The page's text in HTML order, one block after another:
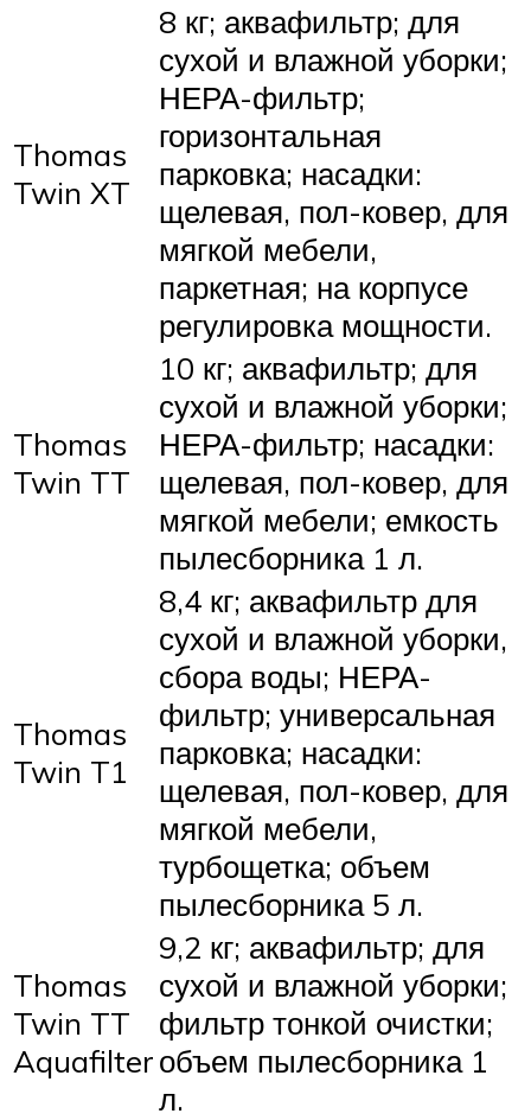
Thomas
Twin XT
8 кг; аквафильтр; для
сухой и влажной уборки;
НЕРА-фильтр;
горизонтальная
парковка; насадки:
щелевая, пол-ковер, для
мягкой мебели,
паркетная; на корпусе
регулировка мощности.
Thomas
Twin TT
10 кг; аквафильтр; для
сухой и влажной уборки;
НЕРА-фильтр; насадки:
щелевая, пол-ковер, для
мягкой мебели; емкость
пылесборника 1 л.
Thomas
Twin T1
8,4 кг; аквафильтр для
сухой и влажной уборки,
сбора воды; НЕРА-
фильтр; универсальная
парковка; насадки:
щелевая, пол-ковер, для
мягкой мебели,
турбощетка; объем
пылесборника 5 л.
Thomas
Twin TT
Aquafilter
9,2 кг; аквафильтр; для
сухой и влажной уборки;
фильтр тонкой очистки;
объем пылесборника 1
л.